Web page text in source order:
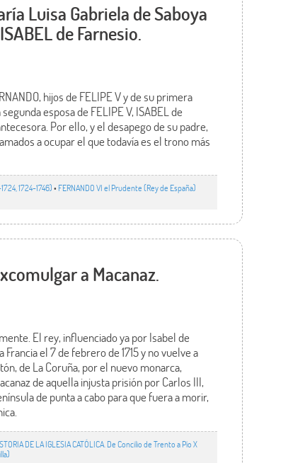
Luisa Gabriela de Saboya
de Farnesio.
hijos de FELIPE V y de su primera
esposa de FELIPE V, ISABEL de
Por ello, y el desapego de su padre,
a ocupar el que todavía es el trono más
1724-1746)• FERNANDO VI el Prudente (Rey de España)
a Macanaz.
El rey, influenciado ya por Isabel de
el 7 de febrero de 1715 y no vuelve a
de La Coruña, por el nuevo monarca,
de aquella injusta prisión por Carlos III,
de punta a cabo para que fuera a morir,
DE LA IGLESIA CATÓLICA. De Concilio de Trento a Pío X